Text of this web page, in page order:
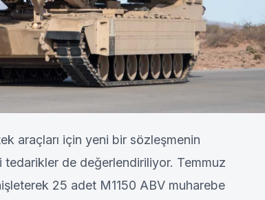
araçları için yeni bir sözleşmenin
de değerlendiriliyor. Temmuz
25 adet M1150 ABV muharebe